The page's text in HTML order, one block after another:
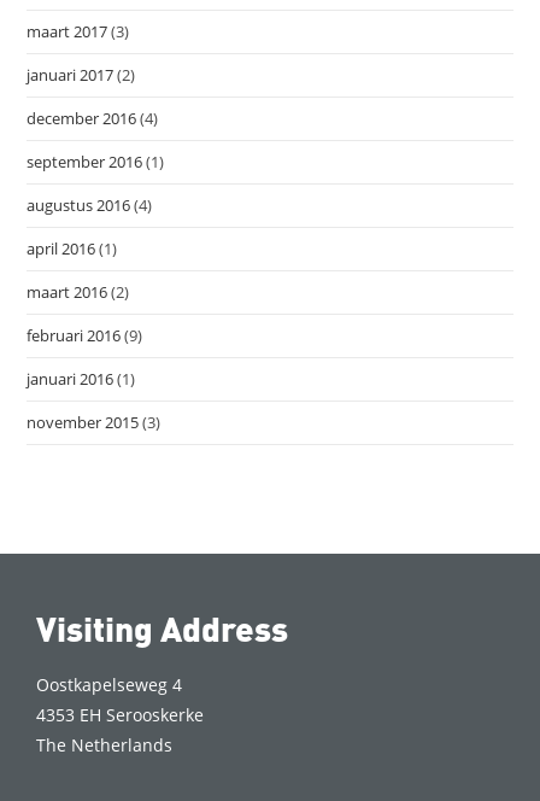
maart 2017(3)
januari 2017(2)
december 2016(4)
september 2016(1)
augustus 2016(4)
april 2016(1)
maart 2016(2)
februari 2016(9)
januari 2016(1)
november 2015(3)
Visiting Address
Oostkapelseweg 4
4353 EH Serooskerke
The Netherlands